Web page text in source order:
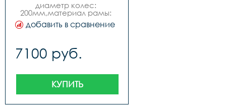
диаметр колес:
200мм,материал рамы:
алюминий,пол: для
мальчиковдля
100кг,материал колес:
полиуретан,место
тормоз,вес: 4 кг,возраст: 6
добавить в сравнение
7100 руб.
КУПИТЬ